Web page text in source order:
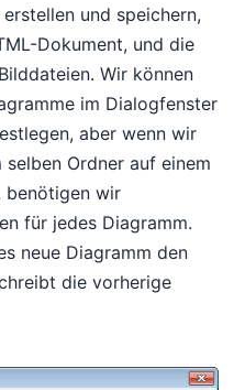
und speichern,
Dokument, und die
Wir können
im Dialogfenster
aber wenn wir
Ordner auf einem
benötigen wir
für jedes Diagramm.
neue Diagramm den
die vorherige